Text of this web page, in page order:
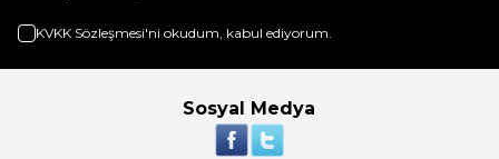
KVKK Sözleşmesi'ni okudum, kabul ediyorum.
Sosyal Medya